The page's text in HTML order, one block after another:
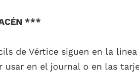
***
de Vértice siguen en la
usar en el journal o en las